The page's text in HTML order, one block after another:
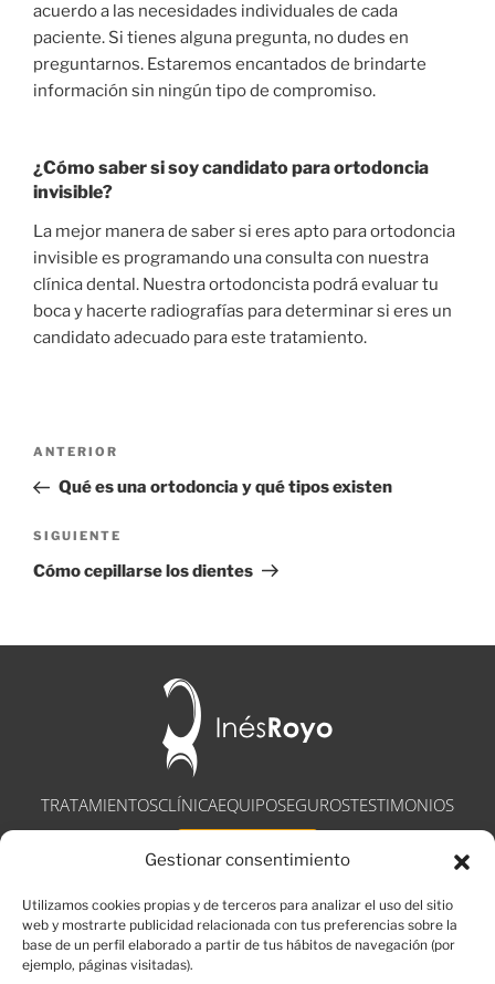
Gestionar consentimiento
Utilizamos cookies propias y de terceros para analizar el uso del sitio
web y mostrarte publicidad relacionada con tus preferencias sobre la
base de un perfil elaborado a partir de tus hábitos de navegación (por
ejemplo, páginas visitadas).
acuerdo a las necesidades individuales de cada
paciente. Si tienes alguna pregunta, no dudes en
preguntarnos. Estaremos encantados de brindarte
información sin ningún tipo de compromiso.
¿Cómo saber si soy candidato para ortodoncia
invisible?
La mejor manera de saber si eres apto para ortodoncia
invisible es programando una consulta con nuestra
clínica dental. Nuestra ortodoncista podrá evaluar tu
boca y hacerte radiografías para determinar si eres un
candidato adecuado para este tratamiento.
ANTERIOR
Qué es una ortodoncia y qué tipos existen
SIGUIENTE
Cómo cepillarse los dientes
TRATAMIENTOSCLÍNICAEQUIPOSEGUROSTESTIMONIOS
CONTACTO